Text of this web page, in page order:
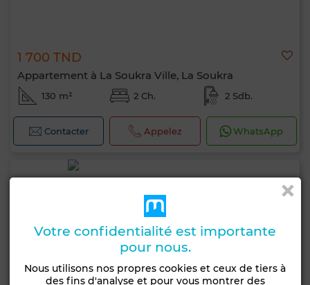
1 700 TND
Appartement à La Soukra Ville, La Soukra
130 m² 2 Ch. 2 Sdb.
Contacter Appelez WhatsApp
Votre confidentialité est importante
pour nous.
Nous utilisons nos propres cookies et ceux de tiers à
des fins d'analyse et pour vous montrer des